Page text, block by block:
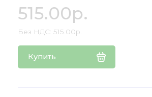
515.00р.
Без НДС: 515.00р.
Купить